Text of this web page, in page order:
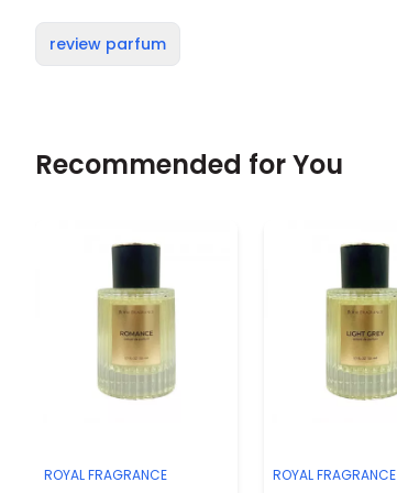
review parfum
Recommended for You
ROYAL FRAGRANCE
ROYAL FRAGRANCE